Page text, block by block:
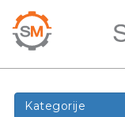
Kategorije